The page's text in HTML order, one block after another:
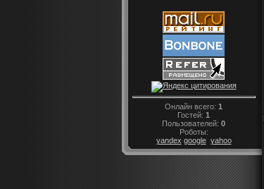
Онлайн всего: 1
Гостей: 1
Пользователей: 0
Роботы:
yandex google yahoo